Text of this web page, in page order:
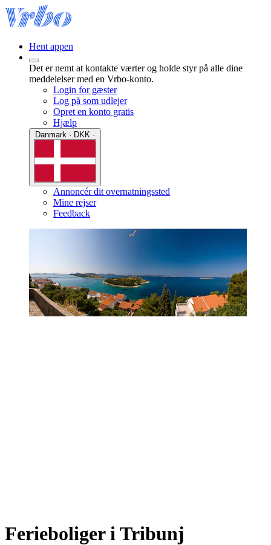
Hent appen
Det er nemt at kontakte værter og holde styr på alle dine
meddelelser med en Vrbo-konto.
Login for gæster
Log på som udlejer
Opret en konto gratis
Hjælp
Annoncér dit overnatningssted
Mine rejser
Feedback
Ferieboliger i Tribunj